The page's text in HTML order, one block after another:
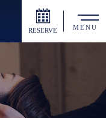
RESERVE MENU